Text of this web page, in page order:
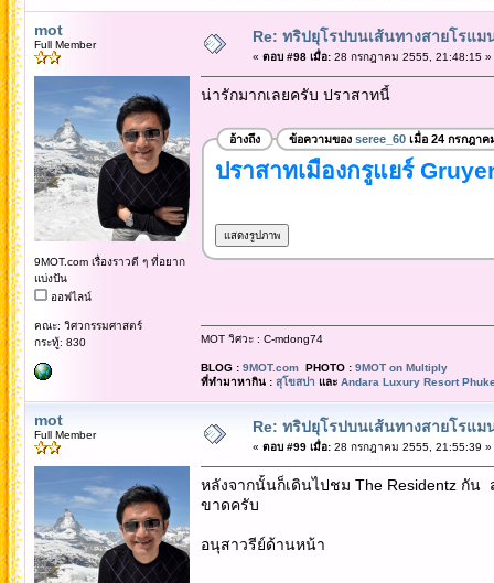
mot
Full Member
9MOT.com เรื่องราวดี ๆ ที่อยาก
แบ่งปัน
ออฟไลน์
คณะ: วิศวกรรมศาสตร์
กระทู้: 830
Re: ทริปยุโรปบนเส้นทางสายโรแม
« ตอบ #98 เมื่อ:28 กรกฎาคม 2555, 21:48:15 »
น่ารักมากเลยครับ ปราสาทนี้
อ้างถึง ข้อความของ seree_60เมื่อ 24 กรกฎาค
ปราสาทเมืองกรูแยร์
MOT วิศวะ : C-mdong74
BLOG : 9MOT.comPHOTO : 9MOT on Multiply
ที่ทำมาหากิน : สุโขสปา และ Andara Luxury Resort
mot
Full Member Re: ทริปยุโรปบนเส้นทางสายโรแม
« ตอบ #99 เมื่อ:28 กรกฎาคม 2555, 21:55:39 »
หลังจากนั้นก็เดินไปชม The Residentz กั
ขาดครับ
อนุสาวรีย์ด้านหน้า